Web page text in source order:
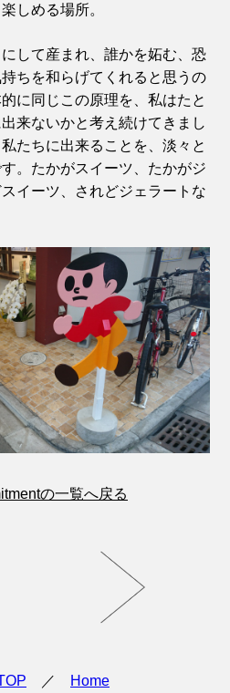
しめる場所。
して産まれ、誰かを妬む、恐
ちを和らげてくれると思うの
に同じこの原理を、私はたと
来ないかと考え続けてきまし
たちに出来ることを、淡々と
。たかがスイーツ、たかがジ
イーツ、されどジェラートな
の一覧へ戻る
／ Home